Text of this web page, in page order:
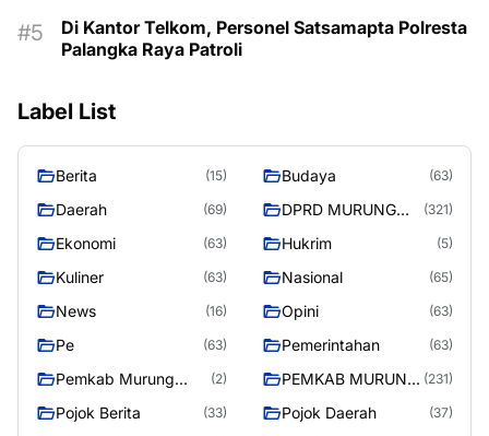
Di Kantor Telkom, Personel Satsamapta Polresta
Palangka Raya Patroli
Label List
Berita (15) Budaya (63)
Daerah (69)
DPRD MURUNG
(321)
Ekonomi (63) Hukrim (5)
Kuliner (63) Nasional (65)
News (16) Opini (63)
Pe (63) Pemerintahan (63)
Pemkab Murung
(2)
PEMKAB MURUNG (231)
Pojok Berita (33) Pojok Daerah (37)